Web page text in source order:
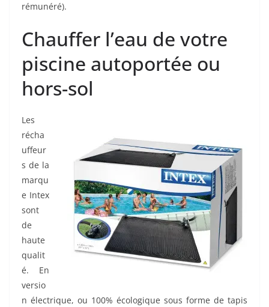
rémunéré).
Chauffer l’eau de votre
piscine autoportée ou
hors-sol
Les
récha
uffeur
s de la
marqu
e Intex
sont
de
haute
qualit
é. En
versio
n électrique, ou 100% écologique sous forme de tapis